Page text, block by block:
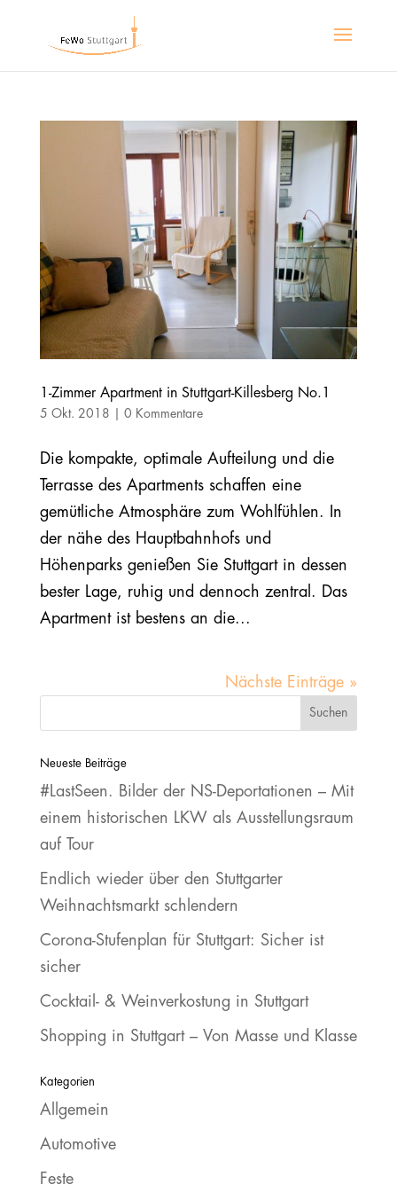
1-Zimmer Apartment in Stuttgart-Killesberg No.1
5 Okt. 2018 0 Kommentare
Die kompakte, optimale Aufteilung und die
Terrasse des Apartments schaffen eine
gemütliche Atmosphäre zum Wohlfühlen. In
der nähe des Hauptbahnhofs und
Höhenparks genießen Sie Stuttgart in dessen
bester Lage, ruhig und dennoch zentral. Das
Apartment ist bestens an die...
Nächste Einträge »
Neueste Beiträge
#LastSeen. Bilder der NS‐Deportationen – Mit
einem historischen LKW als Ausstellungsraum
auf Tour
Endlich wieder über den Stuttgarter
Weihnachtsmarkt schlendern
Corona-Stufenplan für Stuttgart: Sicher ist
sicher
Cocktail- & Weinverkostung in Stuttgart
Shopping in Stuttgart – Von Masse und Klasse
Kategorien
Allgemein
Automotive
Feste